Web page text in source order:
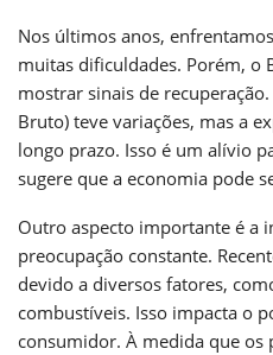
Nos últimos anos,
muitas dificuldades. Porém, o
mostrar sinais de recuperação.
Bruto) teve variações, mas a
longo prazo. Isso é um alívio
sugere que a economia pode
Outro aspecto importante é a
preocupação constante.
devido a diversos fatores,
combustíveis. Isso impacta o
consumidor. À medida que os